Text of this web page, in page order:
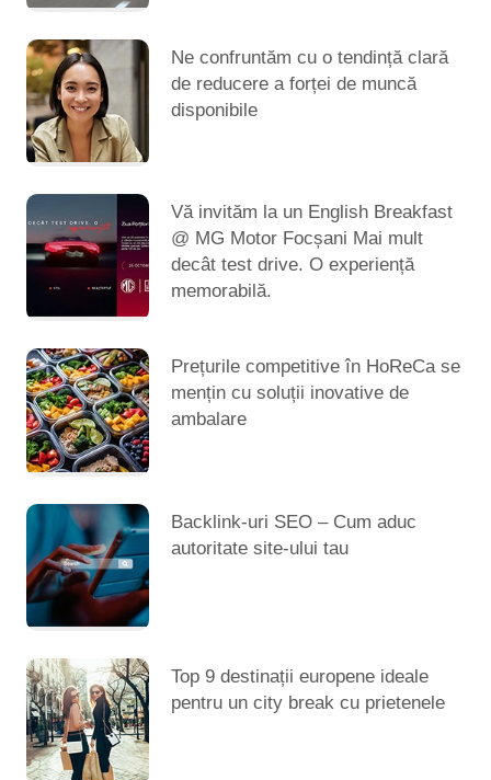
Ne confruntăm cu o tendință clară
de reducere a forței de muncă
disponibile
Vă invităm la un English Breakfast
@ MG Motor Focșani Mai mult
decât test drive. O experiență
memorabilă.
Prețurile competitive în HoReCa se
mențin cu soluții inovative de
ambalare
Backlink-uri SEO – Cum aduc
autoritate site-ului tau
Top 9 destinații europene ideale
pentru un city break cu prietenele